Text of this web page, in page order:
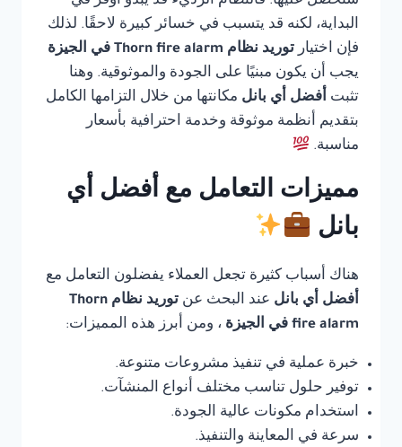
البداية، لكنه قد يتسبب في خسائر كبيرة لاحقًا. لذلك
فإن اختيار توريد نظام Thorn fire alarm في الجيزة
يجب أن يكون مبنيًا على الجودة والموثوقية. وهنا
تثبت أفضل أي بانل مكانتها من خلال التزامها الكامل
بتقديم أنظمة موثوقة وخدمة احترافية بأسعار
مناسبة.
مميزات التعامل مع أفضل أي
بانل
هناك أسباب كثيرة تجعل العملاء يفضلون التعامل مع
أفضل أي بانل عند البحث عن
توريد نظام Thorn
fire alarm في الجيزة
، ومن أبرز هذه المميزات:
خبرة عملية في تنفيذ مشروعات متنوعة.
توفير حلول تناسب مختلف أنواع المنشآت.
استخدام مكونات عالية الجودة.
سرعة في المعاينة والتنفيذ.